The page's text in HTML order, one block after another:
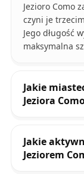
Jezioro Como
czyni je
Jego długość
maksymalna
Jakie
Jeziora
Jakie
Jeziorem